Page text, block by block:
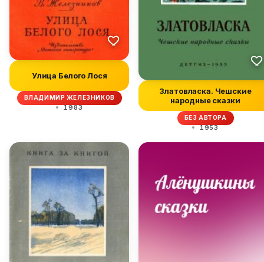
Улица Белого Лося
ВЛАДИМИР ЖЕЛЕЗНИКОВ
1983
Златовласка. Чешские
народные сказки
БЕЗ АВТОРА
1953